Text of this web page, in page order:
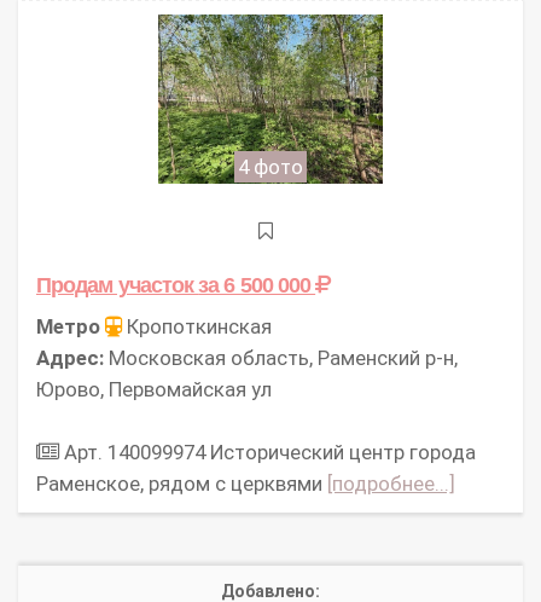
4 фото
Продам участокза 6 500 000
Метро
Кропоткинская
Адрес: Московская область, Раменский р-н,
Юрово, Первомайская ул
Арт. 140099974 Исторический центр города
Раменское, рядом с церквями [подробнее...]
Добавлено: